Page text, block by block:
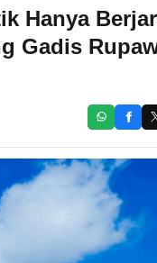
Hanya
Gadis